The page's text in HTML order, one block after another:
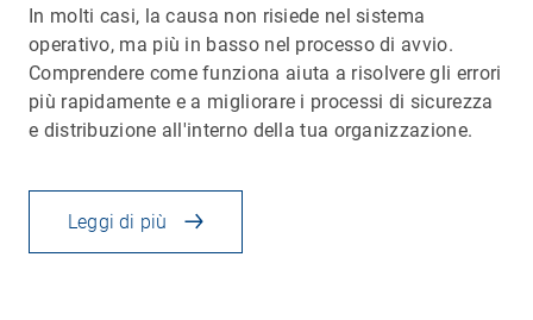
In molti casi, la causa non risiede nel sistema
operativo, ma più in basso nel processo di avvio.
Comprendere come funziona aiuta a risolvere gli errori
più rapidamente e a migliorare i processi di sicurezza
e distribuzione all'interno della tua organizzazione.
Leggi di più